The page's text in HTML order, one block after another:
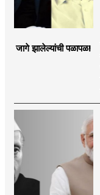
जागे झालेल्यांची पळापळ!